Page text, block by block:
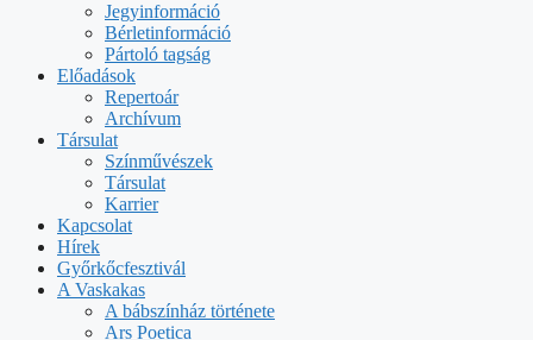
Jegyinformáció
Bérletinformáció
Pártoló tagság
Előadások
Repertoár
Archívum
Társulat
Színművészek
Társulat
Karrier
Kapcsolat
Hírek
Győrkőcfesztivál
A Vaskakas
A bábszínház története
Ars Poetica